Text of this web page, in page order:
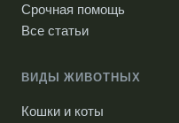
Срочная помощь
Все статьи
ВИДЫ ЖИВОТНЫХ
Кошки и коты